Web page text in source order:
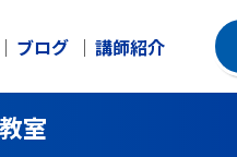
ブログ 講師紹介
室